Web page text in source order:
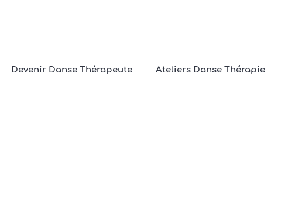
Devenir Danse Thérapeute Ateliers Danse Thérapie